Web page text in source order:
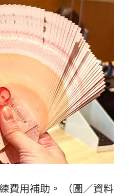
費用補助。 （圖／資料